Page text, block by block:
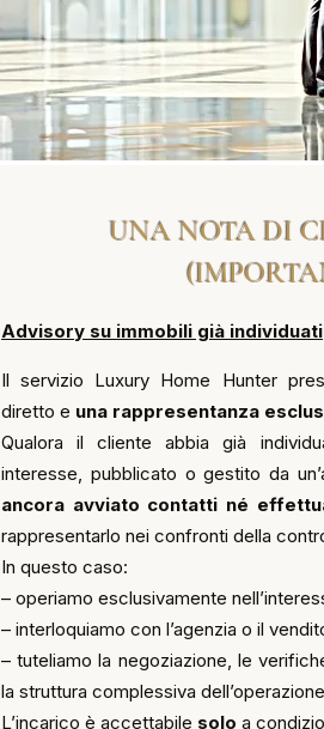
UNA NOTA DI
Advisory su immobili già individuati
Il servizio Luxury Home Hunter
diretto e una rappresentanza
Qualora il cliente abbia già
interesse, pubblicato o gestito da
ancora avviato contatti né
rappresentarlo nei confronti della
In questo caso:
– operiamo esclusivamente
– interloquiamo con l’agenzia o il
– tuteliamo la negoziazione, le
la struttura complessiva dell’operazione
L’incarico è accettabile solo a